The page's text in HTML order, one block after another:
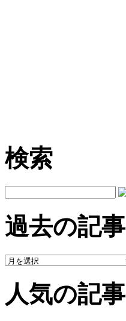
検索
過去の記事
人気の記事